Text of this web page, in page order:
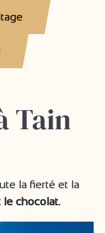
Tain
la fierté et la
le chocolat.